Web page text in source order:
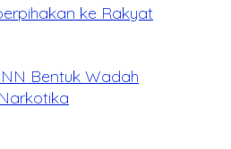
ke Rakyat
Bentuk Wadah